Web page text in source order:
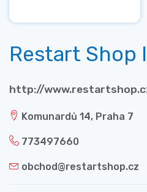
Restart Shop
http://
Komunardů 14, Praha 7
773497660
obchod@restartshop.cz